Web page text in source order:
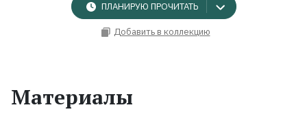
ПЛАНИРУЮ ПРОЧИТАТЬ
Добавить в коллекцию
Материалы